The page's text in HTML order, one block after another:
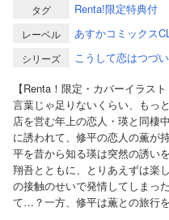
タグ Renta!限定特典付
レーベル あすかコミックス
シリーズ
こうして恋はつづい
【Renta！限定・カバーイラス
言葉じゃ足りないくらい、もっ
店を営む年上の恋人・瑛と同棲
に誘われて、修平の恋人の薫が
平を昔から知る瑛は突然の誘い
翔吾とともに、とりあえずは楽
の接触のせいで発情してしまっ
て…？一方、修平は薫との旅行